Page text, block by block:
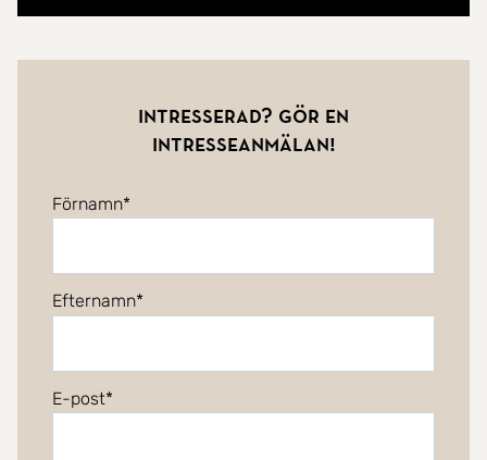
Intresserad? Gör en
intresseanmälan!
Förnamn
Efternamn
E-post